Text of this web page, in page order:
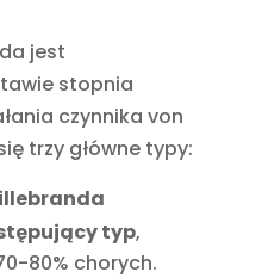
jest
stopnia
czynnika von
trzy główne typy:
typ,
80% chorych.